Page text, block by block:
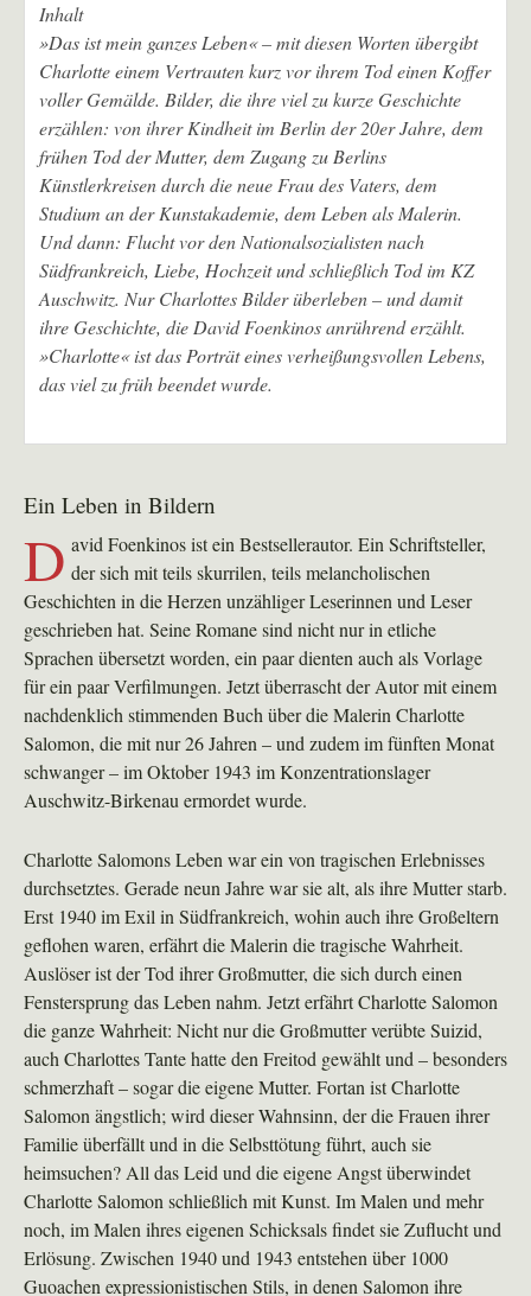
Inhalt
»Das ist mein ganzes Leben« – mit diesen Worten übergibt
Charlotte einem Vertrauten kurz vor ihrem Tod einen Koffer
voller Gemälde. Bilder, die ihre viel zu kurze Geschichte
erzählen: von ihrer Kindheit im Berlin der 20er Jahre, dem
frühen Tod der Mutter, dem Zugang zu Berlins
Künstlerkreisen durch die neue Frau des Vaters, dem
Studium an der Kunstakademie, dem Leben als Malerin.
Und dann: Flucht vor den Nationalsozialisten nach
Südfrankreich, Liebe, Hochzeit und schließlich Tod im KZ
Auschwitz. Nur Charlottes Bilder überleben – und damit
ihre Geschichte, die David Foenkinos anrührend erzählt.
»Charlotte« ist das Porträt eines verheißungsvollen Lebens,
das viel zu früh beendet wurde.
Ein Leben in Bildern
D avid Foenkinos ist ein Bestsellerautor. Ein Schriftsteller,
der sich mit teils skurrilen, teils melancholischen
Geschichten in die Herzen unzähliger Leserinnen und Leser
geschrieben hat. Seine Romane sind nicht nur in etliche
Sprachen übersetzt worden, ein paar dienten auch als Vorlage
für ein paar Verfilmungen. Jetzt überrascht der Autor mit einem
nachdenklich stimmenden Buch über die Malerin Charlotte
Salomon, die mit nur 26 Jahren – und zudem im fünften Monat
schwanger – im Oktober 1943 im Konzentrationslager
Auschwitz-Birkenau ermordet wurde.
Charlotte Salomons Leben war ein von tragischen Erlebnisses
durchsetztes. Gerade neun Jahre war sie alt, als ihre Mutter starb.
Erst 1940 im Exil in Südfrankreich, wohin auch ihre Großeltern
geflohen waren, erfährt die Malerin die tragische Wahrheit.
Auslöser ist der Tod ihrer Großmutter, die sich durch einen
Fenstersprung das Leben nahm. Jetzt erfährt Charlotte Salomon
die ganze Wahrheit: Nicht nur die Großmutter verübte Suizid,
auch Charlottes Tante hatte den Freitod gewählt und – besonders
schmerzhaft – sogar die eigene Mutter. Fortan ist Charlotte
Salomon ängstlich; wird dieser Wahnsinn, der die Frauen ihrer
Familie überfällt und in die Selbsttötung führt, auch sie
heimsuchen? All das Leid und die eigene Angst überwindet
Charlotte Salomon schließlich mit Kunst. Im Malen und mehr
noch, im Malen ihres eigenen Schicksals findet sie Zuflucht und
Erlösung. Zwischen 1940 und 1943 entstehen über 1000
Guoachen expressionistischen Stils, in denen Salomon ihre